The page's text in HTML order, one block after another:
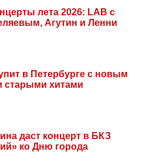
лета 2026: LAB с
Агутин и Ленни
в Петербурге с новым
старыми хитами
даст концерт в БКЗ
ко Дню города